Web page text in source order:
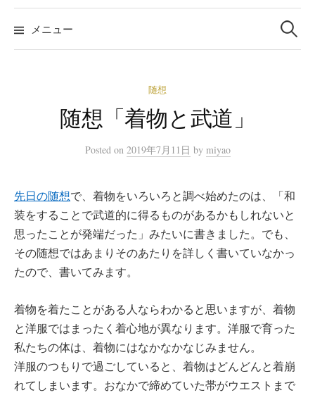
メニュー
検
索:
随想
随想「着物と武道」
Posted on 2019年7月11日 by miyao
先日の随想で、着物をいろいろと調べ始めたのは、「和
装をすることで武道的に得るものがあるかもしれないと
思ったことが発端だった」みたいに書きました。でも、
その随想ではあまりそのあたりを詳しく書いていなかっ
たので、書いてみます。
着物を着たことがある人ならわかると思いますが、着物
と洋服ではまったく着心地が異なります。洋服で育った
私たちの体は、着物にはなかなかなじみません。
洋服のつもりで過ごしていると、着物はどんどんと着崩
れてしまいます。おなかで締めていた帯がウエストまで